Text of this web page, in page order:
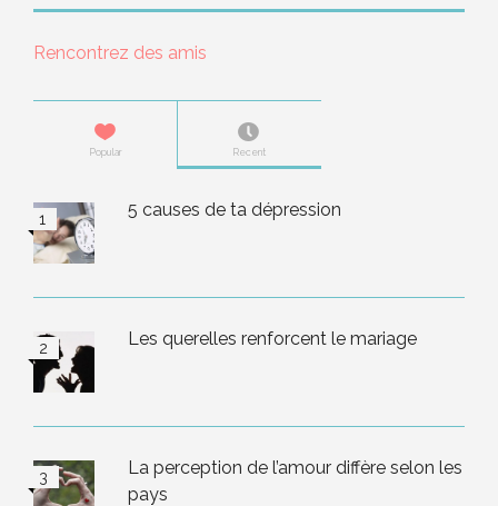
Rencontrez des amis
Popular Recent
5 causes de ta dépression
Les querelles renforcent le mariage
La perception de l’amour diffère selon les
pays